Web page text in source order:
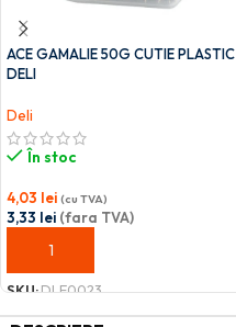
ACE GAMALIE 50G CUTIE PLASTIC
DELI
Deli
În stoc
4,03 lei (cu TVA)
3,33 lei (fara TVA)
ADAUGĂ ÎN COȘ
SKU:DLE0023